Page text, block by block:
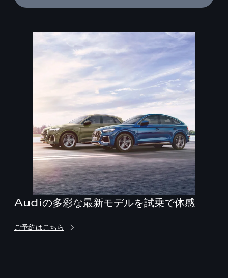
Audiの多彩な最新モデルを試乗で体感
ご予約はこちら